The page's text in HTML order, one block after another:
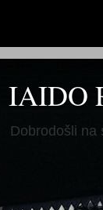
IAIDO
Dobrodošli na